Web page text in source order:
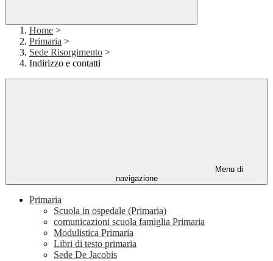
Home >
Primaria >
Sede Risorgimento >
Indirizzo e contatti
Menu di
navigazione
Primaria
Scuola in ospedale (Primaria)
comunicazioni scuola famiglia Primaria
Modulistica Primaria
Libri di testo primaria
Sede De Jacobis